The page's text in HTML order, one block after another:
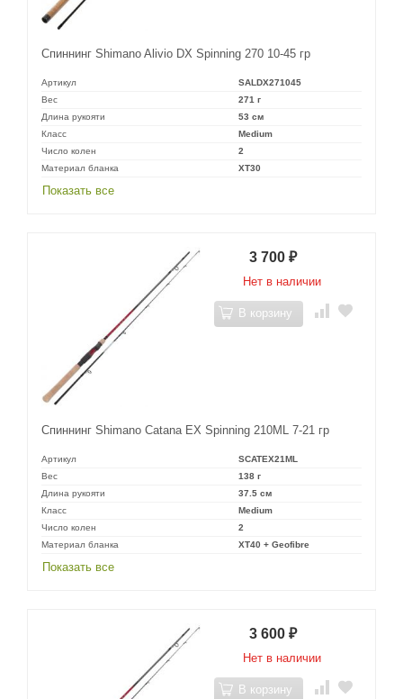
Спиннинг Shimano Alivio DX Spinning 270 10-45 гр
Артикул
SALDX271045
Вес
271 г
Длина рукояти
53 см
Класс
Medium
Число колен
2
Материал бланка
XT30
Показать все
Спиннинг Shimano Catana EX Spinning 210ML 7-21 гр
Артикул
SCATEX21ML
Вес
138 г
Длина рукояти
37.5 см
Класс
Medium
Число колен
2
Материал бланка
XT40 + Geofibre
Показать все
3 700 ₽
Нет в наличии
В корзину
3 600 ₽
Нет в наличии
В корзину